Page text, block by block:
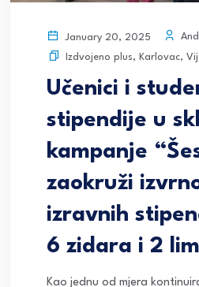
January 20, 2025
Izdvojeno plus, Karlovac,
Učenici i
stipendije u
kampanje
zaokruži
izravnih
6 zidara i 2
Kao jednu od mjera